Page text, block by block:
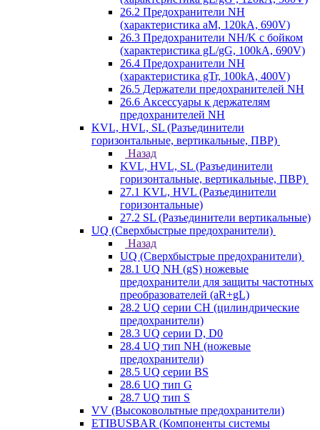
26.2 Предохранители NH
(характеристика aM, 120kA, 690V)
26.3 Предохранители NH/K с бойком
(характеристика gL/gG, 100kA, 690V)
26.4 Предохранители NH
(характеристика gTr, 100kA, 400V)
26.5 Держатели предохранителей NH
26.6 Аксессуары к держателям
предохранителей NH
KVL, HVL, SL (Разъединители
горизонтальные, вертикальные, ПВР)
Назад
KVL, HVL, SL (Разъединители
горизонтальные, вертикальные, ПВР)
27.1 KVL, HVL (Разъединители
горизонтальные)
27.2 SL (Разъединители вертикальные)
UQ (Сверхбыстрые предохранители)
Назад
UQ (Сверхбыстрые предохранители)
28.1 UQ NH (gS) ножевые
предохранители для защиты частотных
преобразователей (aR+gL)
28.2 UQ серии CH (цилиндрические
предохранители)
28.3 UQ серии D, D0
28.4 UQ тип NH (ножевые
предохранители)
28.5 UQ серии BS
28.6 UQ тип G
28.7 UQ тип S
VV (Высоковольтные предохранители)
ETIBUSBAR (Компоненты системы